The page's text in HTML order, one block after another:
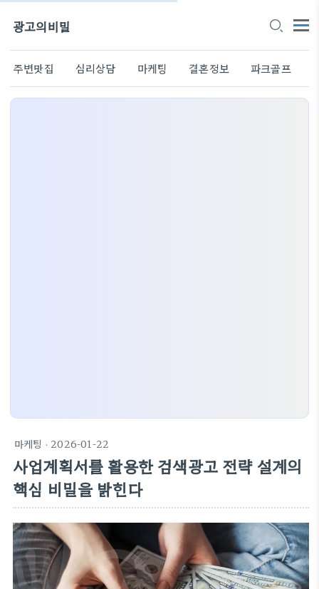
광고의비밀
주변맛집 심리상담 마케팅 결혼정보 파크골프
마케팅 · 2026-01-22
사업계획서를 활용한 검색광고 전략 설계의
핵심 비밀을 밝힌다